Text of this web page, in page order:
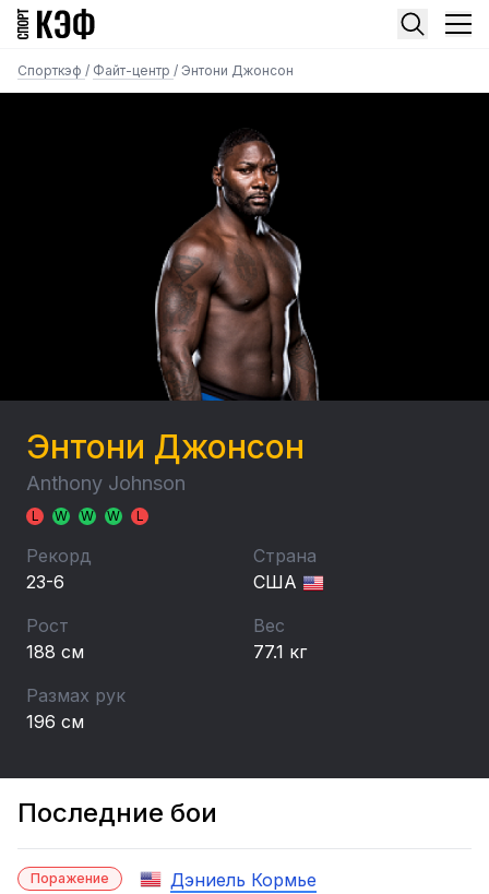
Спорткэф / Файт-центр / Энтони Джонсон
Энтони Джонсон
Anthony Johnson
L W W W L
Рекорд
23-6
Страна
США
Рост
188 см
Вес
77.1 кг
Размах рук
196 см
Последние бои
Поражение Дэниель Кормье